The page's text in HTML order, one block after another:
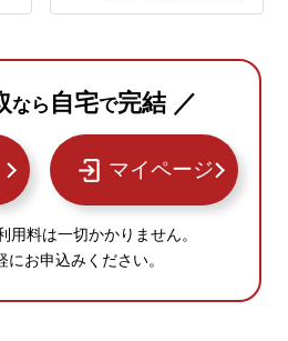
なら 自宅で完結 ／
マイページ
用料は一切かかりません。
にお申込みください。